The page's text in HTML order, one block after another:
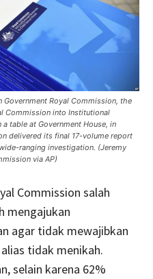
Royal Commission, the
Commission into Institutional
table at Government House, in
delivered its final 17-volume report
ranging investigation. (Jeremy
via AP)
Commission salah
mengajukan
agar tidak mewajibkan
tidak menikah.
selain karena 62%